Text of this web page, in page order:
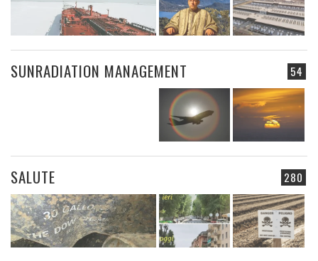
54
SUNRADIATION MANAGEMENT
280
SALUTE